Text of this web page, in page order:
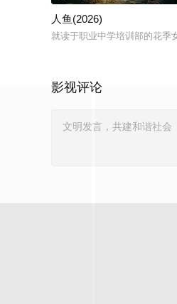
人鱼(2026)
就读于职业中学培训部的花季
影视评论